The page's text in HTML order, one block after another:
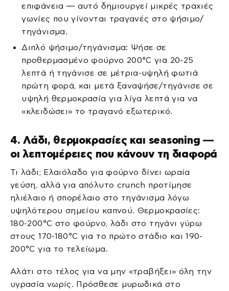
επιφάνεια — αυτό δημιουργεί μικρές τραχιές
γωνίες που γίνονται τραγανές στο ψήσιμο/
τηγάνισμα.
Διπλό ψήσιμο/τηγάνισμα: Ψήσε σε
προθερμασμένο φούρνο 200°C για 20-25
λεπτά ή τηγάνισε σε μέτρια-υψηλή φωτιά
πρώτη φορά, και μετά ξαναψήσε/τηγάνισε σε
υψηλή θερμοκρασία για λίγα λεπτά για να
«κλειδώσει» το τραγανό εξωτερικό.
4. Λάδι, θερμοκρασίες και seasoning —
οι λεπτομέρειες που κάνουν τη διαφορά
Τι λάδι; Ελαιόλαδο για φούρνο δίνει ωραία
γεύση, αλλά για απόλυτο crunch προτίμησε
ηλιέλαιο ή σπορέλαιο στο τηγάνισμα λόγω
υψηλότερου σημείου καπνού. Θερμοκρασίες:
180-200°C στο φούρνο, λάδι στο τηγάνι γύρω
στους 170-180°C για το πρώτο στάδιο και 190-
200°C για το τελείωμα.
Αλάτι στο τέλος για να μην «τραβήξει» όλη την
υγρασία νωρίς. Πρόσθεσε μυρωδικά στο